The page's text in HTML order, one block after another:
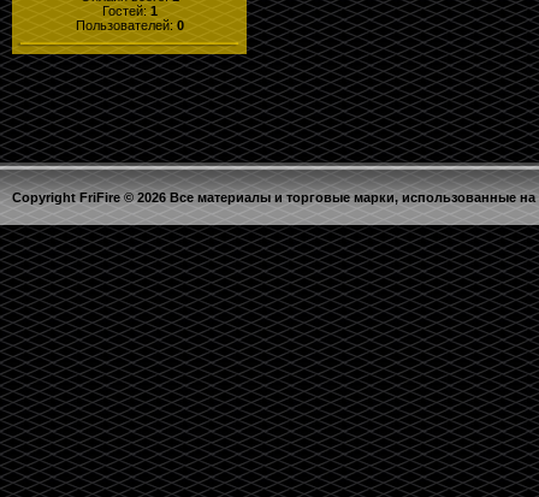
Гостей: 1
Пользователей: 0
Copyright FriFire © 2026 Все материалы и торговые марки, использованные